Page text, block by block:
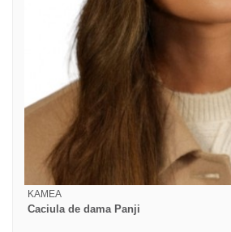
KAMEA
Caciula de dama Panji